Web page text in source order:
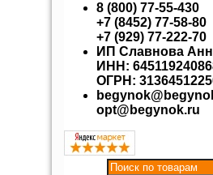
8 (800) 77-55-430
+7 (8452) 77-58-80
+7 (929) 77-222-70
ИП Славнова
ИНН:
ОГРН:
opt@begynok.ru